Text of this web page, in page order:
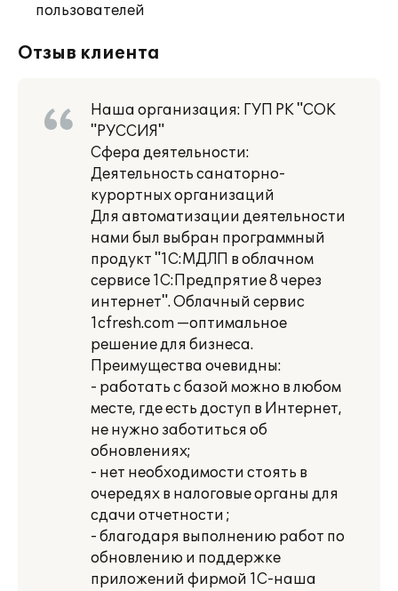
пользователей
Отзыв клиента
Наша организация: ГУП РК "СОК
"РУССИЯ"
Сфера деятельности:
Деятельность санаторно-
курортных организаций
Для автоматизации деятельности
нами был выбран программный
продукт "1С:МДЛП в облачном
сервисе 1С:Предпрятие 8 через
интернет". Облачный сервис
1cfresh.com —оптимальное
решение для бизнеса.
Преимущества очевидны:
- работать с базой можно в любом
месте, где есть доступ в Интернет,
не нужно заботиться об
обновлениях;
- нет необходимости стоять в
очередях в налоговые органы для
сдачи отчетности ;
- благодаря выполнению работ по
обновлению и поддержке
приложений фирмой 1С-наша